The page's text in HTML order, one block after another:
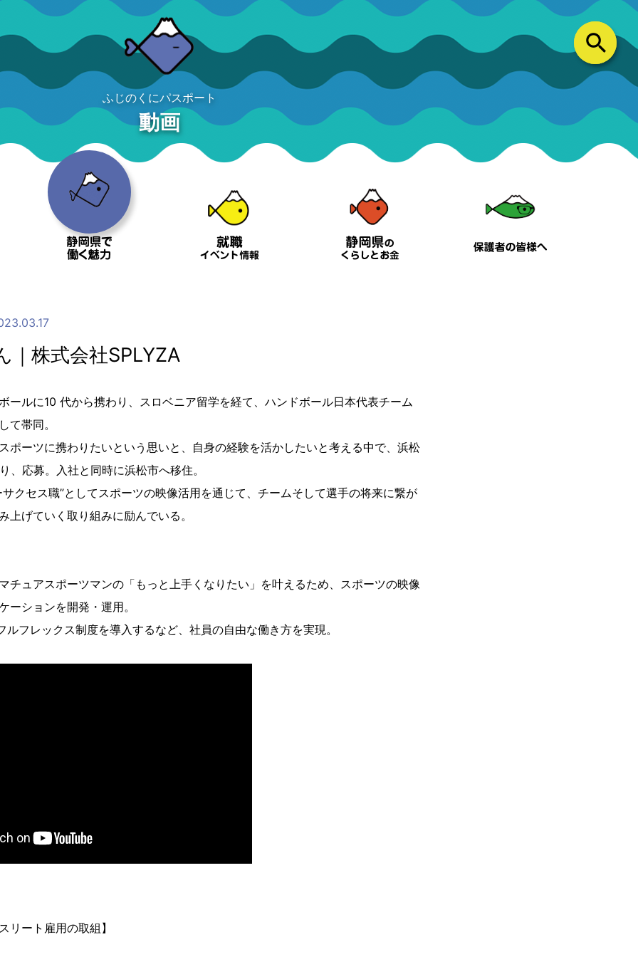
ふじのくにパスポート
動画
｜株式会社SPLYZA
ールに10 代から携わり、スロベニア留学を経て、ハンドボール日本代表チーム
て帯同。
ポーツに携わりたいという思いと、自身の経験を活かしたいと考える中で、浜松
、応募。入社と同時に浜松市へ移住。
クセス職”としてスポーツの映像活用を通じて、チームそして選手の将来に繋が
上げていく取り組みに励んでいる。
チュアスポーツマンの「もっと上手くなりたい」を叶えるため、スポーツの映像
ーションを開発・運用。
ルフレックス制度を導入するなど、社員の自由な働き方を実現。
リート雇用の取組】